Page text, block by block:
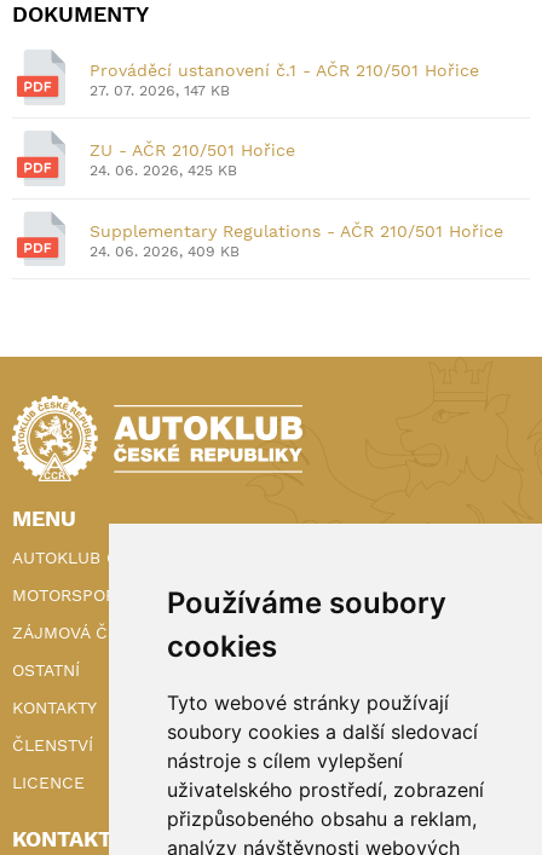
Používáme soubory
cookies
Tyto webové stránky používají
soubory cookies a další sledovací
nástroje s cílem vylepšení
uživatelského prostředí, zobrazení
přizpůsobeného obsahu a reklam,
analýzy návštěvnosti webových
DOKUMENTY
Prováděcí ustanovení č.1 - AČR 210/501 Hořice
27. 07. 2026, 147 KB
ZU - AČR 210/501 Hořice
24. 06. 2026, 425 KB
Supplementary Regulations - AČR 210/501 Hořice
24. 06. 2026, 409 KB
MENU
AUTOKLUB ČR
MOTORSPORT
ZÁJMOVÁ ČINNOST
OSTATNÍ
KONTAKTY
ČLENSTVÍ
LICENCE
KONTAKTY